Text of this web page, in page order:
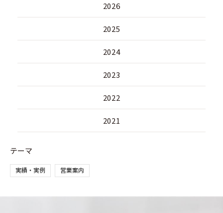
2026
2025
2024
2023
2022
2021
テーマ
実績・実例 営業案内